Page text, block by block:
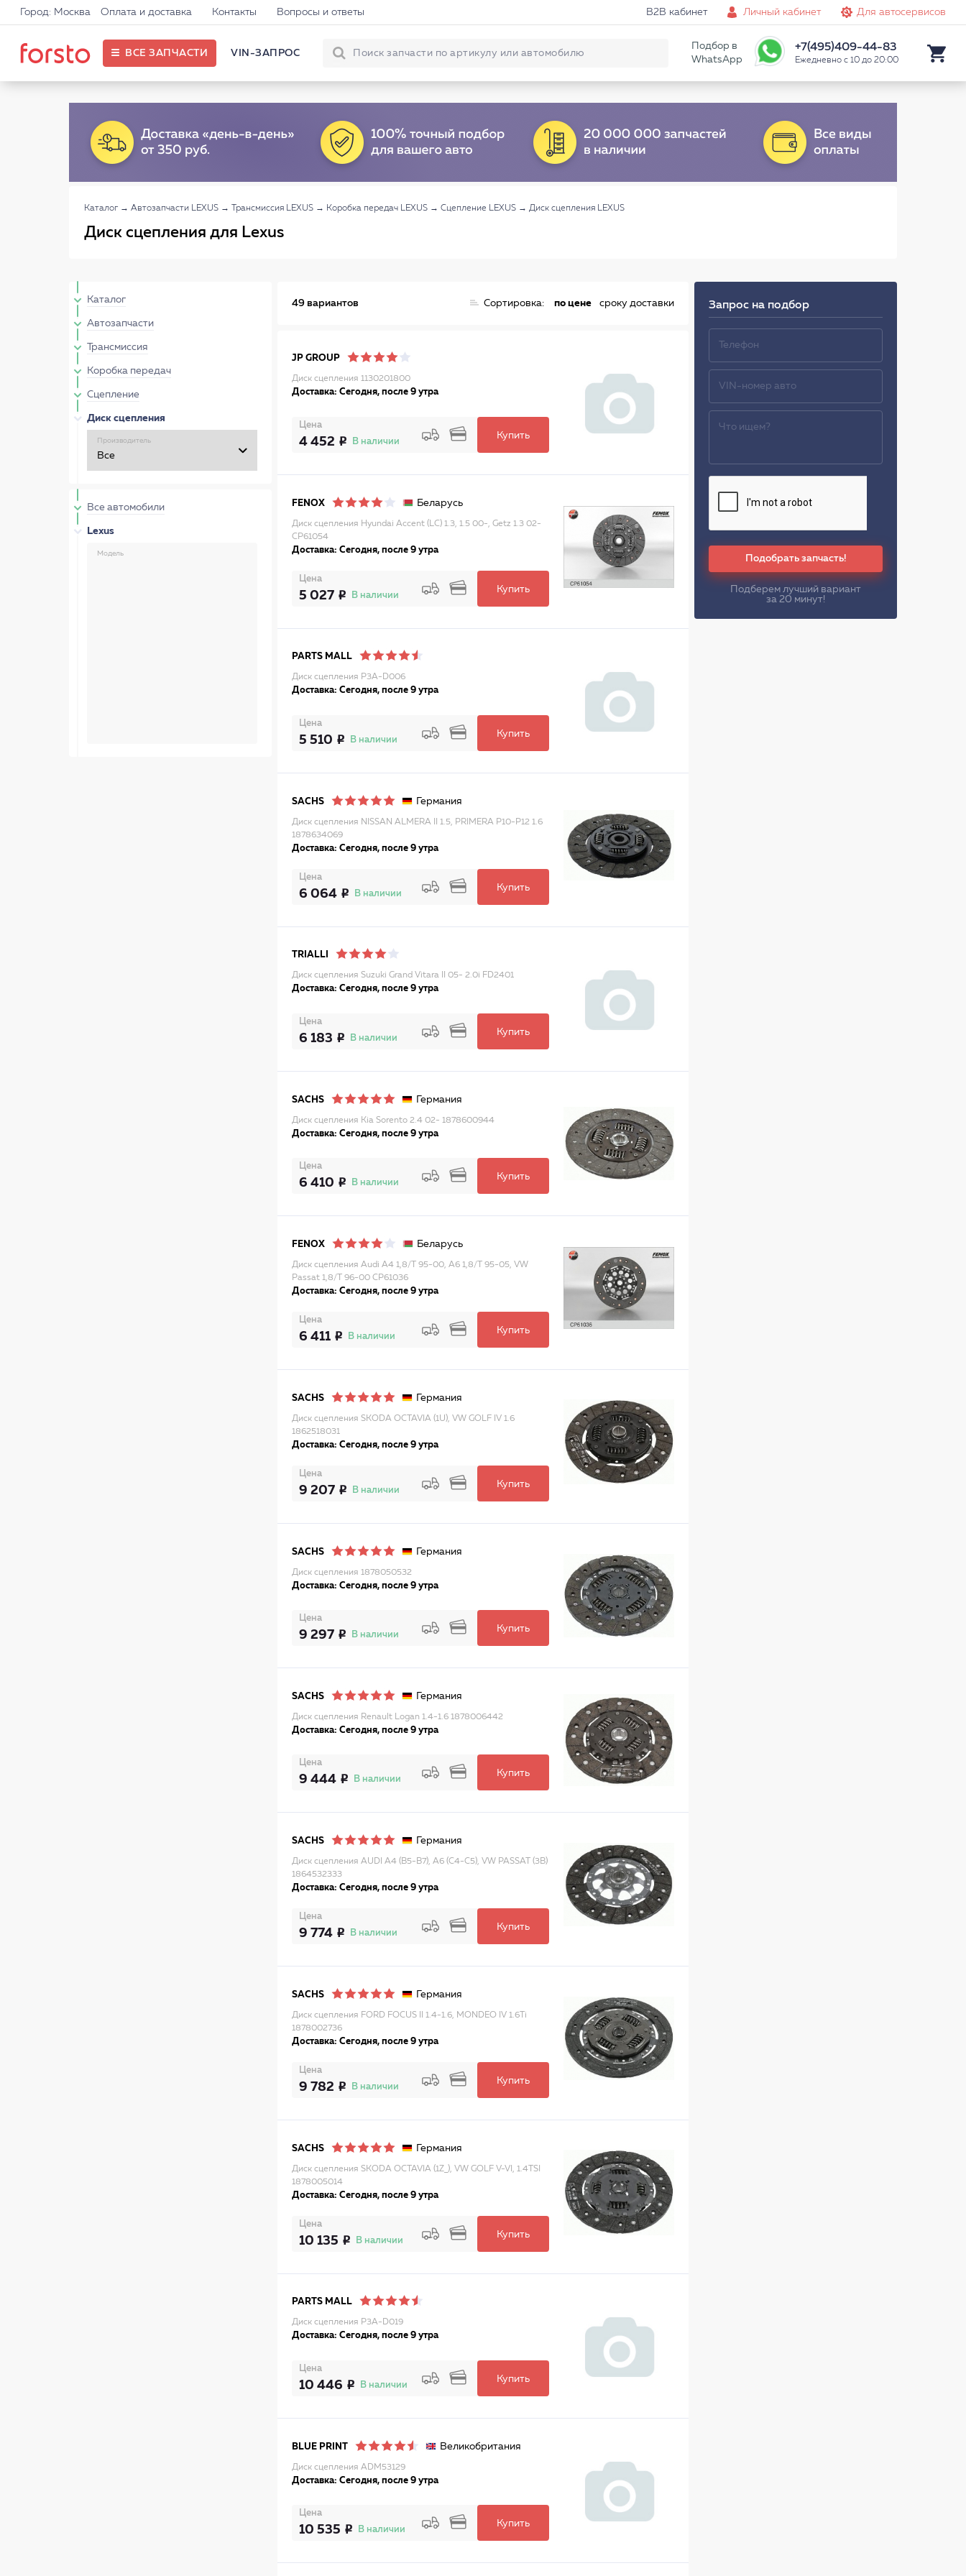
Город: Москва Оплата и доставка Контакты Вопросы и ответы B2B кабинет Личный кабинет Для автосервисов
ВСЕ ЗАПЧАСТИ VIN-ЗАПРОС
Подбор в
WhatsApp
+7(495)409-44-83
Ежедневно с 10 до 20:00
Каталог → Автозапчасти LEXUS → Трансмиссия LEXUS → Коробка передач LEXUS → Сцепление LEXUS → Диск сцепления LEXUS
Диск сцепления для Lexus
Каталог
Автозапчасти
Трансмиссия
Коробка передач
Сцепление
Диск сцепления
Производитель
Все автомобили
Lexus
Модель
49 вариантов Сортировка: по цене сроку доставки
JP GROUP
Диск сцепления 1130201800
Доставка: Сегодня, после 9 утра
Цена
4 452 В наличии
Купить
FENOX Беларусь
Диск сцепления Hyundai Accent (LC) 1.3, 1.5 00-, Getz 1.3 02-
CP61054
Доставка: Сегодня, после 9 утра
Цена
5 027 В наличии
Купить
PARTS MALL
Диск сцепления P3A-D006
Доставка: Сегодня, после 9 утра
Цена
5 510 В наличии
Купить
SACHS Германия
Диск сцепления NISSAN ALMERA II 1.5, PRIMERA P10-P12 1.6
1878634069
Доставка: Сегодня, после 9 утра
Цена
6 064 В наличии
Купить
TRIALLI
Диск сцепления Suzuki Grand Vitara II 05- 2.0i FD2401
Доставка: Сегодня, после 9 утра
Цена
6 183 В наличии
Купить
SACHS Германия
Диск сцепления Kia Sorento 2.4 02- 1878600944
Доставка: Сегодня, после 9 утра
Цена
6 410 В наличии
Купить
FENOX Беларусь
Диск сцепления Audi A4 1,8/T 95-00, A6 1,8/T 95-05, VW
Passat 1,8/T 96-00 CP61036
Доставка: Сегодня, после 9 утра
Цена
6 411 В наличии
Купить
SACHS Германия
Диск сцепления SKODA OCTAVIA (1U), VW GOLF IV 1.6
1862518031
Доставка: Сегодня, после 9 утра
Цена
9 207 В наличии
Купить
SACHS Германия
Диск сцепления 1878050532
Доставка: Сегодня, после 9 утра
Цена
9 297 В наличии
Купить
SACHS Германия
Диск сцепления Renault Logan 1.4-1.6 1878006442
Доставка: Сегодня, после 9 утра
Цена
9 444 В наличии
Купить
SACHS Германия
Диск сцепления AUDI A4 (B5-B7), A6 (C4-C5), VW PASSAT (3B)
1864532333
Доставка: Сегодня, после 9 утра
Цена
9 774 В наличии
Купить
SACHS Германия
Диск сцепления FORD FOCUS II 1.4-1.6, MONDEO IV 1.6Ti
1878002736
Доставка: Сегодня, после 9 утра
Цена
9 782 В наличии
Купить
SACHS Германия
Диск сцепления SKODA OCTAVIA (1Z_), VW GOLF V-VI, 1.4TSI
1878005014
Доставка: Сегодня, после 9 утра
Цена
10 135 В наличии
Купить
PARTS MALL
Диск сцепления P3A-D019
Доставка: Сегодня, после 9 утра
Цена
10 446 В наличии
Купить
BLUE PRINT Великобритания
Диск сцепления ADM53129
Доставка: Сегодня, после 9 утра
Цена
10 535 В наличии
Купить
Запрос на подбор
Подобрать запчасть!
Подберем лучший вариант
за 20 минут!